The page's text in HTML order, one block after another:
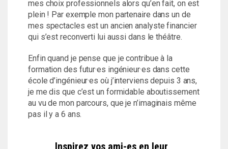
mes choix professionnels alors qu’en fait, on est
plein ! Par exemple mon partenaire dans un de
mes spectacles est un ancien analyste financier
qui s’est reconverti lui aussi dans le théâtre.
Enfin quand je pense que je contribue à la
formation des futur·es ingénieur·es dans cette
école d’ingénieur·es où j’interviens depuis 3 ans,
je me dis que c’est un formidable aboutissement
au vu de mon parcours, que je n’imaginais même
pas il y a 6 ans.
Inspirez vos ami-es en leur